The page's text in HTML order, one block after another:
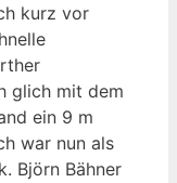
kurz vor
glich mit dem
ein 9 m
war nun als
Björn Bähner